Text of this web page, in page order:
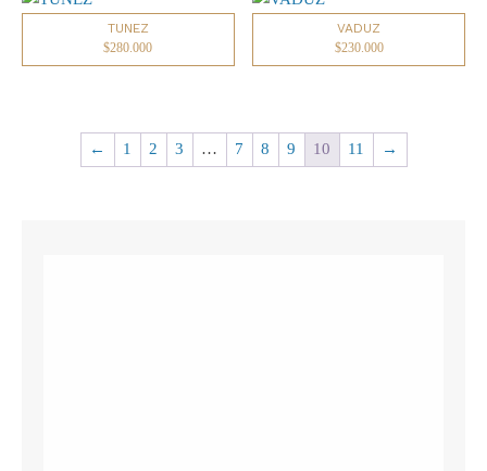
TUNEZ
$280.000
VADUZ
$230.000
← 1 2 3 … 7 8 9 10 11 →